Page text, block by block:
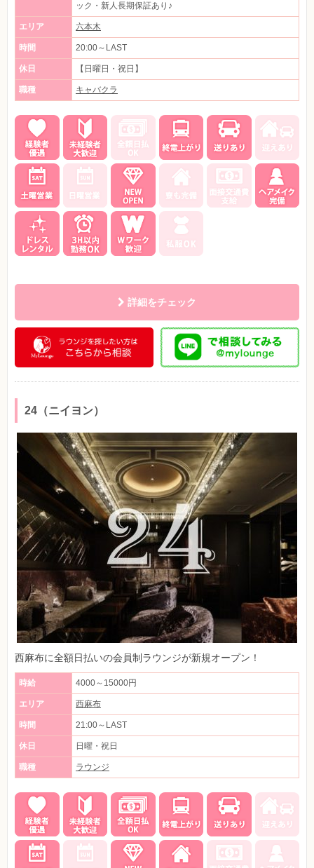
ック・新人長期保証あり♪
エリア 六本木
時間 20:00～LAST
休日 【日曜日・祝日】
職種 キャバクラ
詳細をチェック
24（ニイヨン）
西麻布に全額日払いの会員制ラウンジが新規オープン！
時給 4000～15000円
エリア 西麻布
時間 21:00～LAST
休日 日曜・祝日
職種 ラウンジ